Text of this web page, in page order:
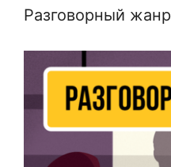
Разговорный жанр